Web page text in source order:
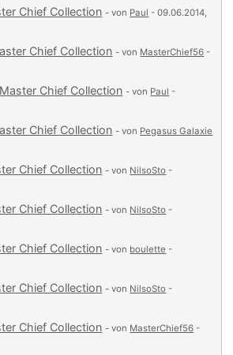
Chief Collection - von Paul - 09.06.2014,
Chief Collection - von MasterChief56 -
Chief Collection - von Paul -
Chief Collection - von Pegasus Galaxie
Chief Collection - von NilsoSto -
Chief Collection - von NilsoSto -
Chief Collection - von boulette -
Chief Collection - von NilsoSto -
Chief Collection - von MasterChief56 -